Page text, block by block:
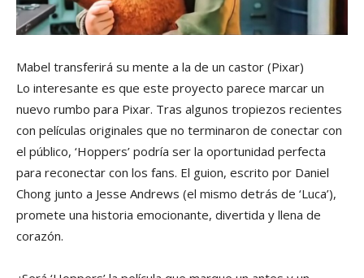
Mabel transferirá su mente a la de un castor (Pixar)
Lo interesante es que este proyecto parece marcar un
nuevo rumbo para Pixar. Tras algunos tropiezos recientes
con películas originales que no terminaron de conectar con
el público, ‘Hoppers’ podría ser la oportunidad perfecta
para reconectar con los fans. El guion, escrito por Daniel
Chong junto a Jesse Andrews (el mismo detrás de ‘Luca’),
promete una historia emocionante, divertida y llena de
corazón.